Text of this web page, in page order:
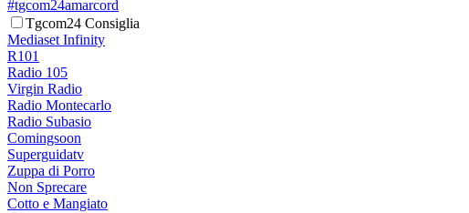
#tgcom24amarcord
Tgcom24 Consiglia
Mediaset Infinity
R101
Radio 105
Virgin Radio
Radio Montecarlo
Radio Subasio
Comingsoon
Superguidatv
Zuppa di Porro
Non Sprecare
Cotto e Mangiato